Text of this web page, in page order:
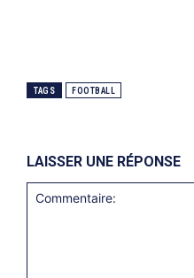
TAGS FOOTBALL
LAISSER UNE RÉPONSE